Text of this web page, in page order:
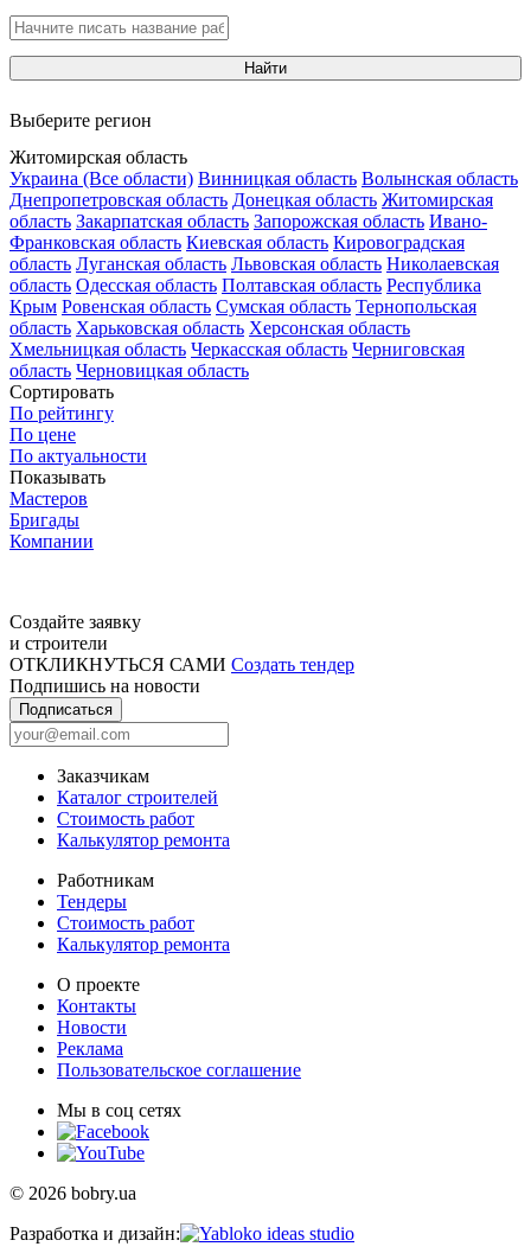
Найти
Выберите регион
Житомирская область
Украина (Все области) Винницкая область Волынская область
Днепропетровская область Донецкая область Житомирская
область Закарпатская область Запорожская область Ивано-
Франковская область Киевская область Кировоградская
область Луганская область Львовская область Николаевская
область Одесская область Полтавская область Республика
Крым Ровенская область Сумская область Тернопольская
область Харьковская область Херсонская область
Хмельницкая область Черкасская область Черниговская
область Черновицкая область
Сортировать
По рейтингу
По цене
По актуальности
Показывать
Мастеров
Бригады
Компании
Создайте заявку
и строители
ОТКЛИКНУТЬСЯ САМИ Создать тендер
Подпишись на новости
Подписаться
Заказчикам
Каталог строителей
Стоимость работ
Калькулятор ремонта
Работникам
Тендеры
Стоимость работ
Калькулятор ремонта
О проекте
Контакты
Новости
Реклама
Пользовательское соглашение
Мы в соц сетях
© 2026 bobry.ua
Разработка и дизайн: